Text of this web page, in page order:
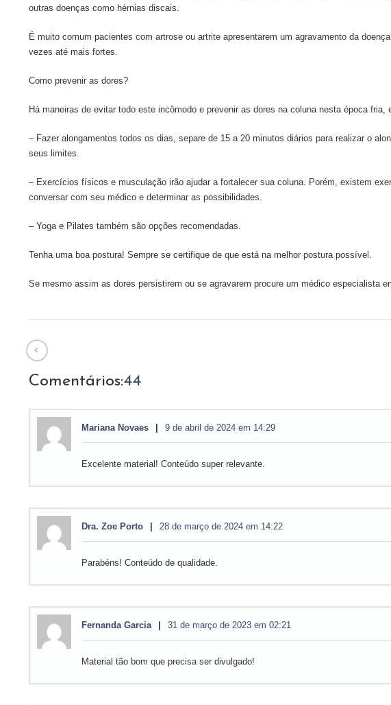
outras doenças como hérnias discais.
É muito comum pacientes com artrose ou artrite apresentarem um agravamento da
vezes até mais fortes.
Como prevenir as dores?
Há maneiras de evitar todo este incômodo e prevenir as dores na coluna nesta época fria,
– Fazer alongamentos todos os dias, separe de 15 a 20 minutos diários para realizar o
seus limites.
– Exercícios físicos e musculação irão ajudar a fortalecer sua coluna. Porém, existem
conversar com seu médico e determinar as possibilidades.
– Yoga e Pilates também são opções recomendadas.
Tenha uma boa postura! Sempre se certifique de que está na melhor postura possível.
Se mesmo assim as dores persistirem ou se agravarem procure um médico especialista
Comentários:44
Mariana Novaes 9 de abril de 2024 em 14:29
Excelente material! Conteúdo super relevante.
Dra. Zoe Porto 28 de março de 2024 em 14:22
Parabéns! Conteúdo de qualidade.
Fernanda Garcia 31 de março de 2023 em 02:21
Material tão bom que precisa ser divulgado!